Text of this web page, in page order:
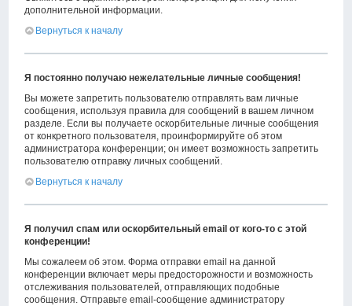
дополнительной информации.
Вернуться к началу
Я постоянно получаю нежелательные личные сообщения!
Вы можете запретить пользователю отправлять вам личные
сообщения, используя правила для сообщений в вашем личном
разделе. Если вы получаете оскорбительные личные сообщения
от конкретного пользователя, проинформируйте об этом
администратора конференции; он имеет возможность запретить
пользователю отправку личных сообщений.
Вернуться к началу
Я получил спам или оскорбительный email от кого-то с этой
конференции!
Мы сожалеем об этом. Форма отправки email на данной
конференции включает меры предосторожности и возможность
отслеживания пользователей, отправляющих подобные
сообщения. Отправьте email-сообщение администратору